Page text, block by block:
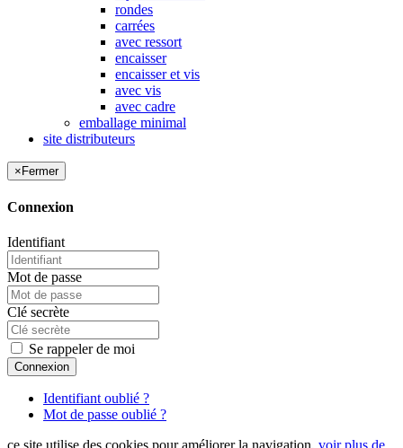
rondes
carrées
avec ressort
encaisser
encaisser et vis
avec vis
avec cadre
emballage minimal
site distributeurs
×Fermer
Connexion
Identifiant
Mot de passe
Clé secrète
Se rappeler de moi
Connexion
Identifiant oublié ?
Mot de passe oublié ?
ce site utilise des cookies pour améliorer la navigation, voir plus de